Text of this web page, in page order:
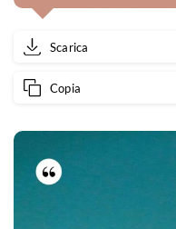
Scarica
Copia